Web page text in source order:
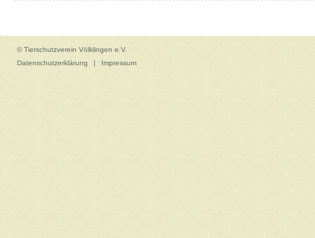
© Tierschutzverein Völklingen e.V.
Datenschutzerklärung
| Impressum